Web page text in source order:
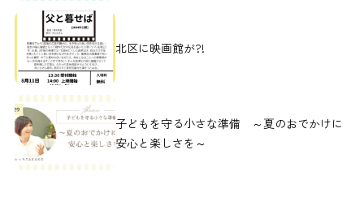
北区に映画館が?!
子どもを守る小さな準備 ～夏のおでかけに
安心と楽しさを～